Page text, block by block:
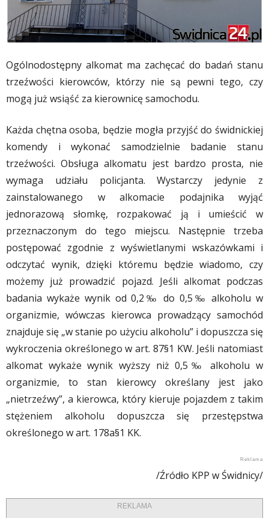
Ogólnodostępny alkomat ma zachęcać do badań stanu
trzeźwości kierowców, którzy nie są pewni tego, czy
mogą już wsiąść za kierownicę samochodu.
Każda chętna osoba, będzie mogła przyjść do świdnickiej
komendy i wykonać samodzielnie badanie stanu
trzeźwości. Obsługa alkomatu jest bardzo prosta, nie
wymaga udziału policjanta. Wystarczy jedynie z
zainstalowanego w alkomacie podajnika wyjąć
jednorazową słomkę, rozpakować ją i umieścić w
przeznaczonym do tego miejscu. Następnie trzeba
postępować zgodnie z wyświetlanymi wskazówkami i
odczytać wynik, dzięki któremu będzie wiadomo, czy
możemy już prowadzić pojazd. Jeśli alkomat podczas
badania wykaże wynik od 0,2‰ do 0,5‰ alkoholu w
organizmie, wówczas kierowca prowadzący samochód
znajduje się „w stanie po użyciu alkoholu” i dopuszcza się
wykroczenia określonego w art. 87§1 KW. Jeśli natomiast
alkomat wykaże wynik wyższy niż 0,5‰ alkoholu w
organizmie, to stan kierowcy określany jest jako
„nietrzeźwy”, a kierowca, który kieruje pojazdem z takim
stężeniem alkoholu dopuszcza się przestępstwa
określonego w art. 178a§1 KK.
/Źródło KPP w Świdnicy/
REKLAMA